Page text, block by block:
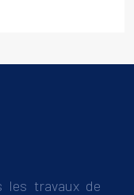
les travaux de